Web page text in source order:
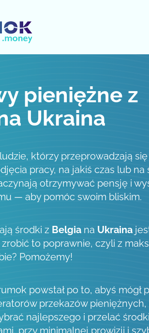
pieniężne z
Ukraina
którzy przeprowadzają
pracy, na jakiś czas lub na
otrzymywać pensję i
— aby pomóc swoim bliskim.
środki z Belgia na Ukraina
to poprawnie, czyli z
Pomożemy!
powstał po to, abyś mógł
przekazów
najlepszego i przelać
przy minimalnej prowizji i